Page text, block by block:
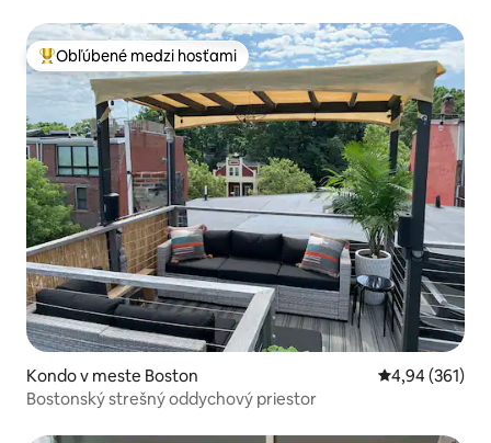
Najobľúbenejšie medzi hosťami
Obľúbené medzi hosťami
Kondo v meste Boston Priemerné
4,94 (361)
Bostonský strešný oddychový priestor